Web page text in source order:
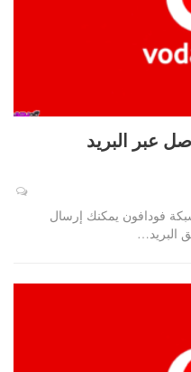
عبر البريد
فودافون يمكنك إرسال
البريد…